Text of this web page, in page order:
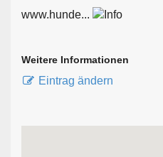
www.hunde...
Weitere Informationen
Eintrag ändern